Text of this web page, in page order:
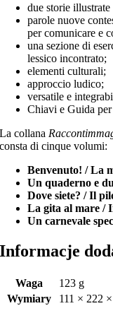
due storie
parole nuove
per comunicare e
una sezione di
lessico incontrato;
elementi culturali;
approccio ludico;
versatile e
Chiavi e Guida
La collana
consta di cinque volumi:
Benvenuto! / La
Un quaderno e
Dove siete? / Il
La gita al mare /
Un carnevale
Informacje
Waga
123 g
Wymiary
111 × 222